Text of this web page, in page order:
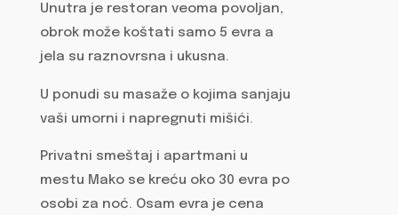
Unutra je restoran veoma povoljan,
obrok može koštati samo 5 evra a
jela su raznovrsna i ukusna.
U ponudi su masaže o kojima sanjaju
vaši umorni i napregnuti mišići.
Privatni smeštaj i apartmani u
mestu Mako se kreću oko 30 evra po
osobi za noć. Osam evra je cena